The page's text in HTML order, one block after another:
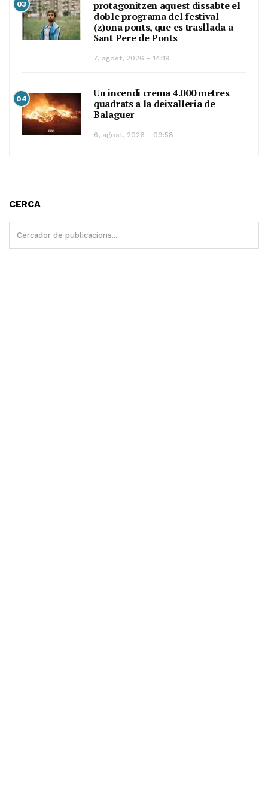
03
protagonitzen aquest dissabte el
doble programa del festival
(z)ona ponts, que es trasllada a
Sant Pere de Ponts
7, agost, 2026 - 14:19
04
Un incendi crema 4.000 metres
quadrats a la deixalleria de
Balaguer
6, agost, 2026 - 09:58
CERCA